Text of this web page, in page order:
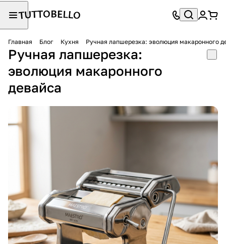
Главная Блог Кухня Ручная лапшерезка: эволюция макаронного
Ручная лапшерезка:
эволюция макаронного
девайса